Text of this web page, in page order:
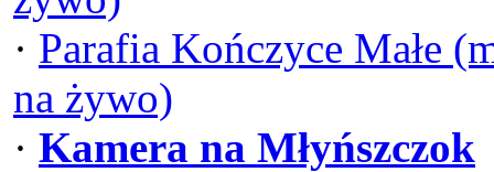
· Parafia Kończyce Małe
na żywo)
· Kamera na Młyńszczok